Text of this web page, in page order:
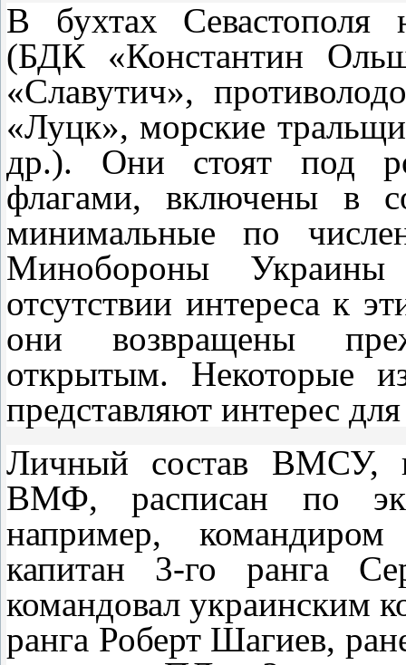
В бухтах Севастополя
(БДК «Константин
«Славутич»,
«Луцк», морские
др.). Они стоят под
флагами, включены в
минимальные по
Минобороны Украины
отсутствии интереса к
они возвращены
открытым. Некоторые
представляют интерес
Личный состав ВМСУ,
ВМФ, расписан по
например,
капитан 3-го ранга
командовал украинским
ранга Роберт Шагиев,